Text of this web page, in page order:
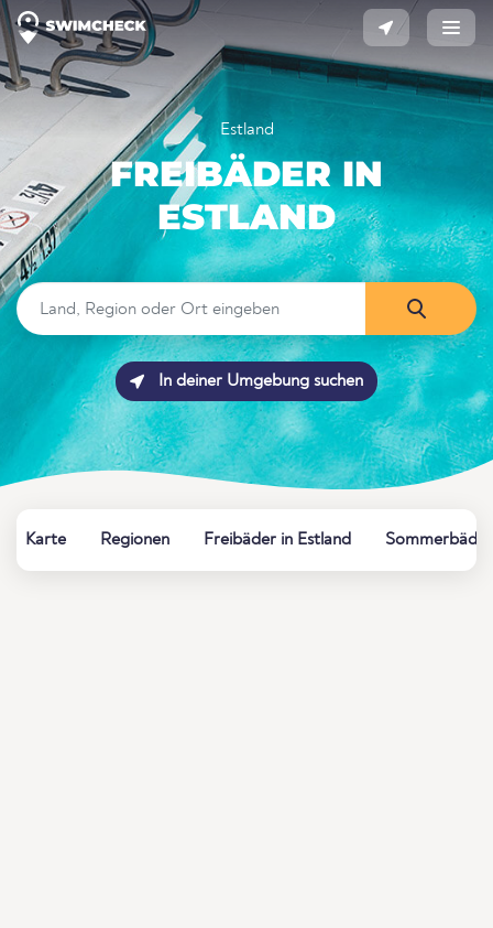
Estland
FREIBÄDER IN
ESTLAND
In deiner Umgebung suchen
Karte Regionen Freibäder in Estland